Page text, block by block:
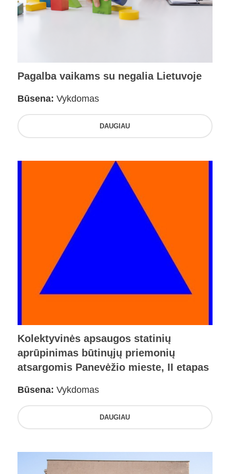
Pagalba vaikams su negalia Lietuvoje
Būsena: Vykdomas
DAUGIAU
Kolektyvinės apsaugos statinių
aprūpinimas būtinųjų priemonių
atsargomis Panevėžio mieste, II etapas
Būsena: Vykdomas
DAUGIAU